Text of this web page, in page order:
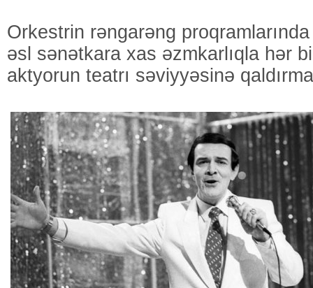
Orkestrin rəngarəng
əsl sənətkara xas əzmkarlıqla hər
aktyorun teatrı səviyyəsinə